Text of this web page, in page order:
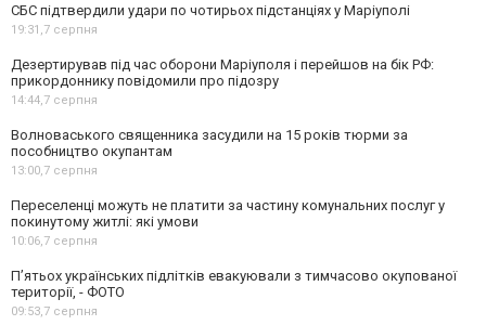
СБС підтвердили удари по чотирьох підстанціях у Маріуполі
19:31,7 серпня
Дезертирував під час оборони Маріуполя і перейшов на бік РФ:
прикордоннику повідомили про підозру
14:44,7 серпня
Волноваського священника засудили на 15 років тюрми за
пособництво окупантам
13:00,7 серпня
Переселенці можуть не платити за частину комунальних послуг у
покинутому житлі: які умови
10:06,7 серпня
П’ятьох українських підлітків евакуювали з тимчасово окупованої
території, - ФОТО
09:53,7 серпня